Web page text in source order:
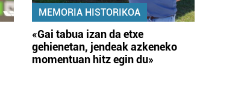
MEMORIA HISTORIKOA
«Gai tabua izan da etxe
gehienetan, jendeak azkeneko
momentuan hitz egin du»